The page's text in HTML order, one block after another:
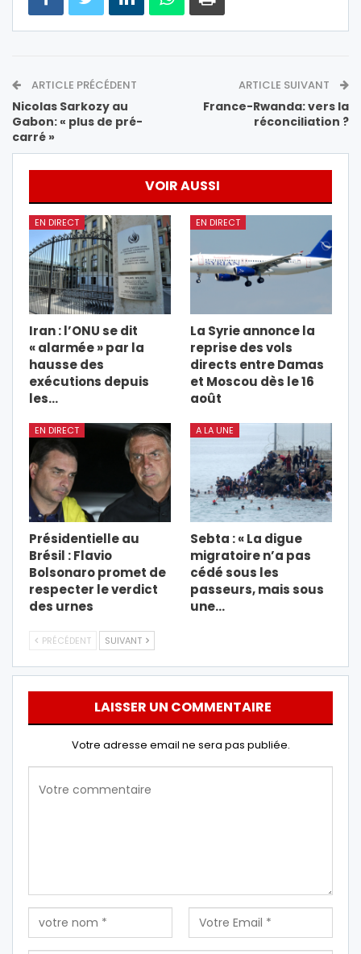
ARTICLE PRÉCÉDENT
Nicolas Sarkozy au
Gabon: « plus de pré-
carré »
ARTICLE SUIVANT
France-Rwanda: vers la
réconciliation ?
VOIR AUSSI
EN DIRECT
Iran : l’ONU se dit
« alarmée » par la
hausse des
exécutions depuis
les…
EN DIRECT
La Syrie annonce la
reprise des vols
directs entre Damas
et Moscou dès le 16
août
EN DIRECT
Présidentielle au
Brésil : Flavio
Bolsonaro promet de
respecter le verdict
des urnes
A LA UNE
Sebta : « La digue
migratoire n’a pas
cédé sous les
passeurs, mais sous
une…
PRÉCÉDENT SUIVANT
LAISSER UN COMMENTAIRE
Votre adresse email ne sera pas publiée.